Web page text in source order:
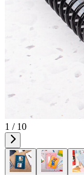
1 / 10